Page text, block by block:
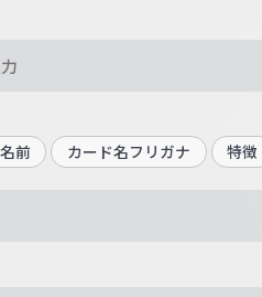
名前 カード名フリガナ 特徴